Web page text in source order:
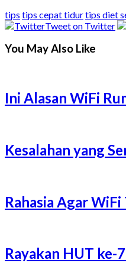
tips tips cepat tidurtips diet
Tweet on Twitter
You May Also Like
Ini Alasan WiFi
Kesalahan yang
Rahasia Agar
Rayakan HUT ke-